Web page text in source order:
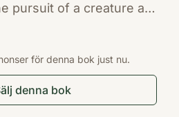
pursuit of a creature as
unknowable as the sea
commentary
of the most enduring
Written with
för denna bok just nu.
denna bok